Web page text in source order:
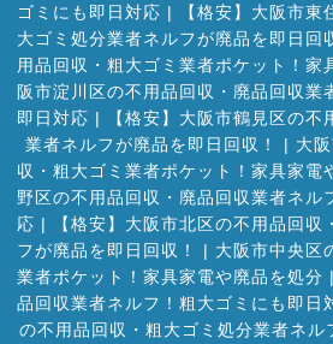
ゴミにも即日対応 |
【格安】大阪市
大ゴミ処分業者ネルフが廃品を即日回
用品回収・粗大ゴミ業者ポケット！家
阪市淀川区の不用品回収・廃品回収業
即日対応 |
【格安】大阪市鶴見区の
業者ネルフが廃品を即日回収！
| 大
収・粗大ゴミ業者ポケット！家具家電
野区の不用品回収・廃品回収業者ネル
応 |
【格安】大阪市北区の不用品回
フが廃品を即日回収！
| 大阪市中央区
業者ポケット！家具家電や廃品を処分 |
品回収業者ネルフ！粗大ゴミにも即日
の不用品回収・粗大ゴミ処分業者ネル